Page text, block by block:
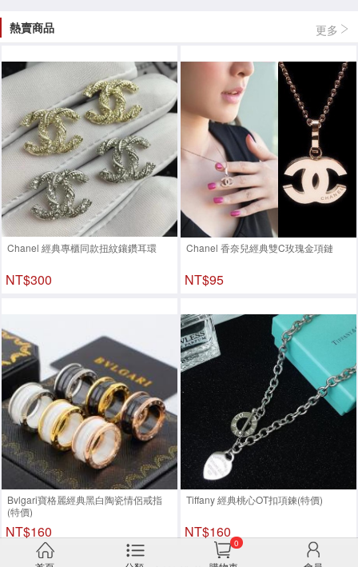
0
熱賣商品 更多
Chanel 經典專櫃同款扭紋鑲鑽耳環
NT$300
Chanel 香奈兒經典雙C玫瑰金項鏈
NT$95
Bvlgari寶格麗經典黑白陶瓷情侶戒指
(特價)
NT$160
Tiffany 經典桃心OT扣項鍊(特價)
NT$160